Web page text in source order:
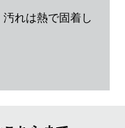
汚れは熱で固着し